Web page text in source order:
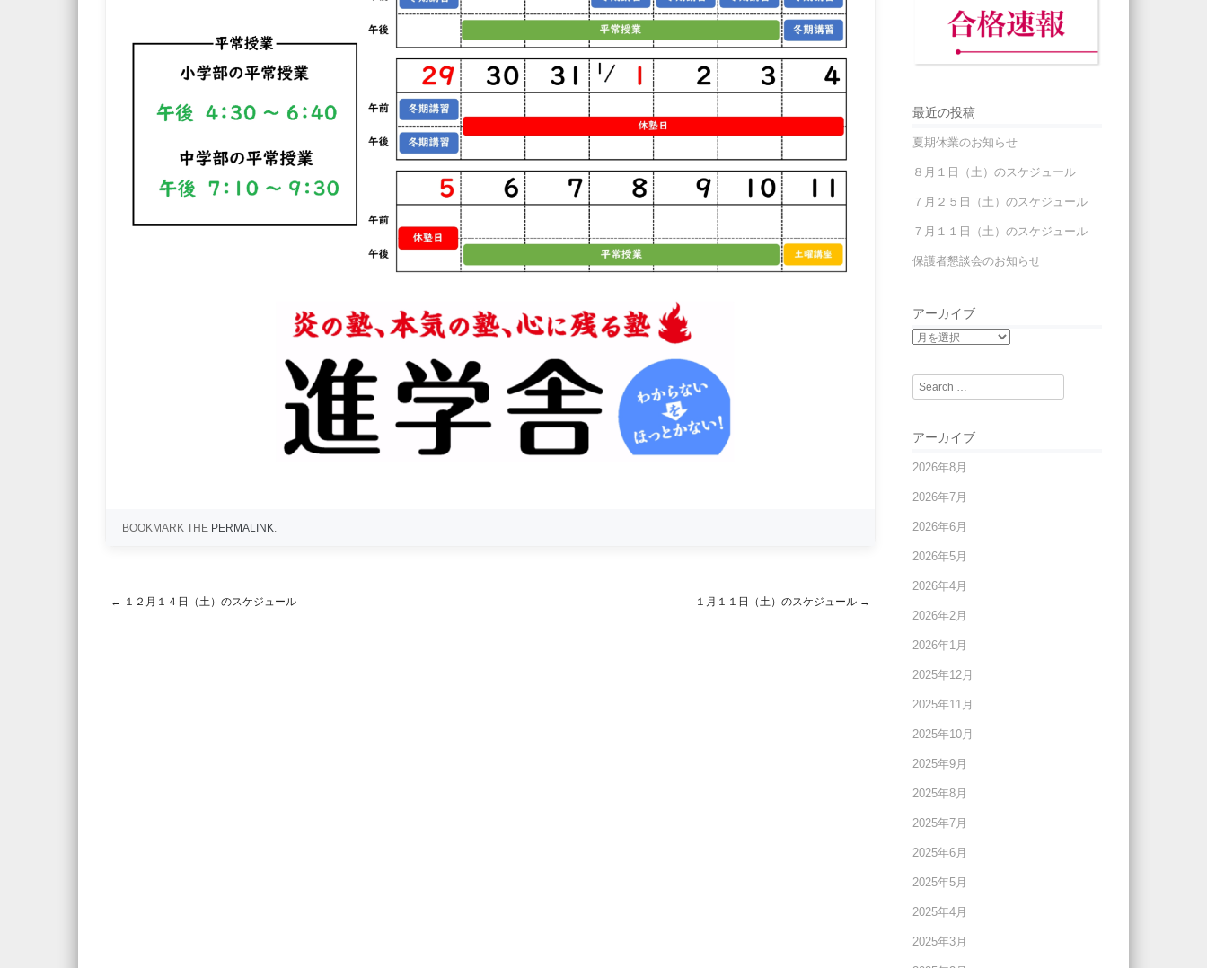
BOOKMARK THE PERMALINK.
← １２月１４日（土）のスケジュール １月１１日（土）のスケジュール →
最近の投稿
夏期休業のお知らせ
８月１日（土）のスケジュール
７月２５日（土）のスケジュール
７月１１日（土）のスケジュール
保護者懇談会のお知らせ
アーカイブ
Search
アーカイブ
2026年8月
2026年7月
2026年6月
2026年5月
2026年4月
2026年2月
2026年1月
2025年12月
2025年11月
2025年10月
2025年9月
2025年8月
2025年7月
2025年6月
2025年5月
2025年4月
2025年3月